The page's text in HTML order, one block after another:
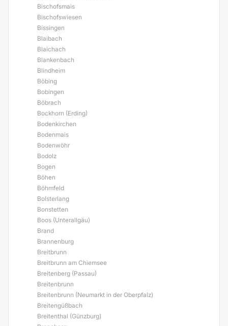
Bischofsmais
Bischofswiesen
Bissingen
Blaibach
Blaichach
Blankenbach
Blindheim
Böbing
Bobingen
Böbrach
Bockhorn (Erding)
Bodenkirchen
Bodenmais
Bodenwöhr
Bodolz
Bogen
Böhen
Böhmfeld
Bolsterlang
Bonstetten
Boos (Unterallgäu)
Brand
Brannenburg
Breitbrunn
Breitbrunn am Chiemsee
Breitenberg (Passau)
Breitenbrunn
Breitenbrunn (Neumarkt in der Oberpfalz)
Breitengüßbach
Breitenthal (Günzburg)